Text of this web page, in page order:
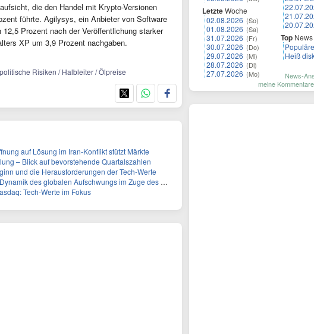
die den Handel mit Krypto-Versionen
führte. Agilysys, ein Anbieter von Software
Prozent nach der Veröffentlichung starker
XP um 3,9 Prozent nachgaben.
Risiken / Halbleiter / Ölpreise
auf Lösung im Iran-Konflikt stützt Märkte
– Blick auf bevorstehende Quartalszahlen
und die Herausforderungen der Tech-Werte
globalen Aufschwungs im Zuge des S&P 500-Anstiegs
Tech-Werte im Fokus
LetzteWoche
02.08.2026 (So)
01.08.2026 (Sa)
31.07.2026 (Fr)
30.07.2026 (Do)
29.07.2026 (Mi)
28.07.2026 (Di)
27.07.2026 (Mo)
Top News
Heiß
News-
meine Kommentare